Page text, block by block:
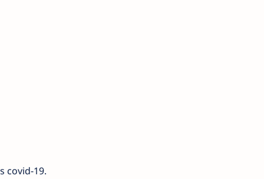
covid-19.